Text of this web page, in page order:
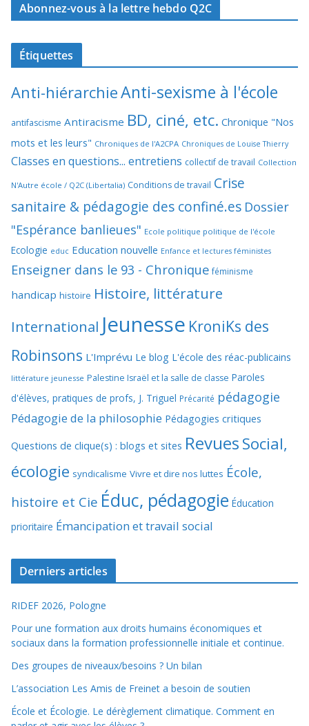
Abonnez-vous à la lettre hebdo Q2C
Étiquettes
Anti-hiérarchieAnti-sexisme à l'école
antifascisme Antiracisme BD, ciné, etc. Chronique "Nos
mots et les leurs" Chroniques de l'A2CPA Chroniques de Louise Thierry
Classes en questions... entretiens collectif de travail Collection
N'Autre école / Q2C (Libertalia) Conditions de travail Crise
sanitaire & pédagogie des confiné.es Dossier
"Espérance banlieues" Ecole politique politique de l'école
Ecologie educ Education nouvelle Enfance et lectures féministes
Enseigner dans le 93 - Chronique féminisme
handicap histoire Histoire, littérature
International Jeunesse KroniKs des
Robinsons L'Imprévu Le blog L'école des réac-publicains
littérature jeunesse Palestine Israël et la salle de classe Paroles
d'élèves, pratiques de profs, J. Triguel Précarité pédagogie
Pédagogie de la philosophie Pédagogies critiques
Questions de clique(s) : blogs et sites RevuesSocial,
écologie syndicalisme Vivre et dire nos luttes École,
histoire et Cie Éduc, pédagogie Éducation
prioritaire Émancipation et travail social
Derniers articles
RIDEF 2026, Pologne
Pour une formation aux droits humains économiques et
sociaux dans la formation professionnelle initiale et continue.
Des groupes de niveaux/besoins ? Un bilan
L’association Les Amis de Freinet a besoin de soutien
École et Écologie. Le dérèglement climatique. Comment en